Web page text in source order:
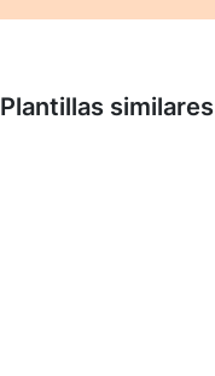
Plantillas similares
Saber más